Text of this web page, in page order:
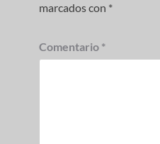
marcados con *
Comentario *